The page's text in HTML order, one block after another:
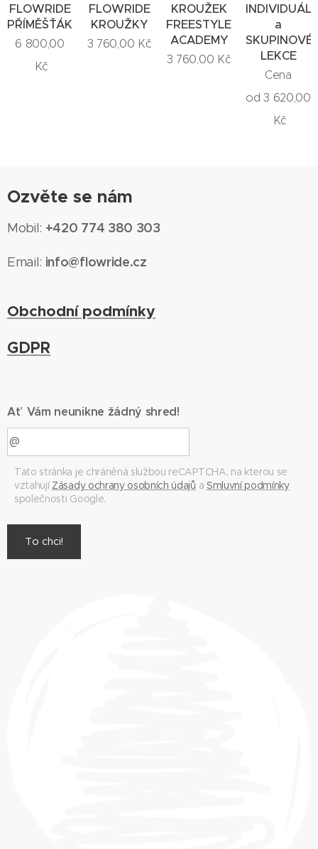
FLOWRIDE
PŘÍMĚŠŤÁK
6 800,00
Kč
FLOWRIDE
KROUŽKY
3 760,00 Kč
KROUŽEK
FREESTYLE
ACADEMY
3 760,00 Kč
a
SKUPINOVÉ
LEKCE
Cena
od3 620,00
Kč
Ozvěte se nám
Mobil: +420 774 380 303
Email: info@flowride.cz
Obchodní podmínky
GDPR
Ať Vám neunikne žádný shred!
Tato stránka je chráněná službou reCAPTCHA, na kterou se
vztahujíZásady ochrany osobních údajů a Smluvní podmínky
společnosti Google.
To chci!